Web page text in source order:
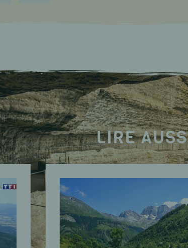
LIRE